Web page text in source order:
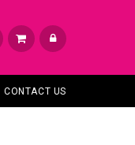
CONTACT US